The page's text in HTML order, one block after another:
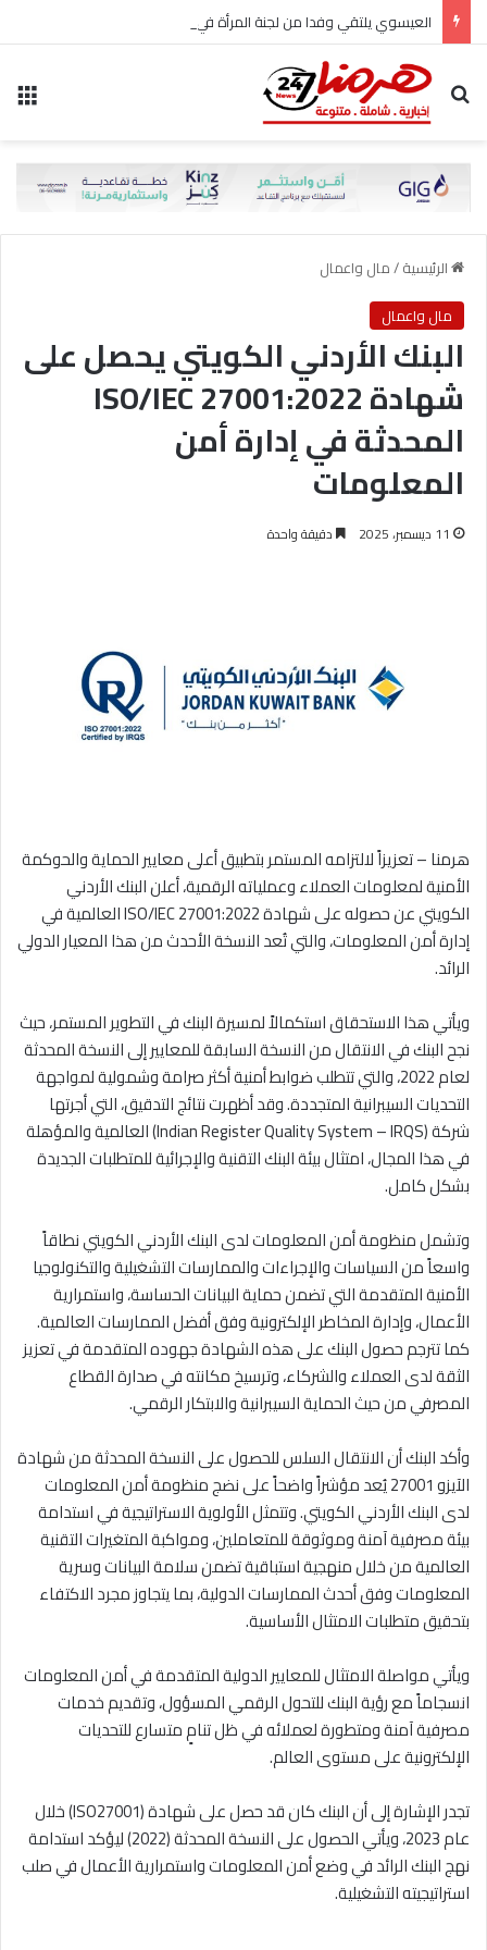
بحث عن
الرئيسية/مال واعمال
مال واعمال
البنك الأردني الكويتي يحصل على
شهادة ISO/IEC 27001:2022
المحدثة في إدارة أمن
المعلومات
11 ديسمبر، 2025 دقيقة واحدة
هرمنا – تعزيزاً لالتزامه المستمر بتطبيق أعلى معايير الحماية والحوكمة
الأمنية لمعلومات العملاء وعملياته الرقمية، أعلن البنك الأردني
الكويتي عن حصوله على شهادة ISO/IEC 27001:2022 العالمية في
إدارة أمن المعلومات، والتي تُعد النسخة الأحدث من هذا المعيار الدولي
الرائد.
ويأتي هذا الاستحقاق استكمالاً لمسيرة البنك في التطوير المستمر، حيث
نجح البنك في الانتقال من النسخة السابقة للمعايير إلى النسخة المحدثة
لعام 2022، والتي تتطلب ضوابط أمنية أكثر صرامة وشمولية لمواجهة
التحديات السيبرانية المتجددة. وقد أظهرت نتائج التدقيق، التي أجرتها
شركة (Indian Register Quality System – IRQS) العالمية والمؤهلة
في هذا المجال، امتثال بيئة البنك التقنية والإجرائية للمتطلبات الجديدة
بشكل كامل.
وتشمل منظومة أمن المعلومات لدى البنك الأردني الكويتي نطاقاً
واسعاً من السياسات والإجراءات والممارسات التشغيلية والتكنولوجيا
الأمنية المتقدمة التي تضمن حماية البيانات الحساسة، واستمرارية
الأعمال، وإدارة المخاطر الإلكترونية وفق أفضل الممارسات العالمية.
كما تترجم حصول البنك على هذه الشهادة جهوده المتقدمة في تعزيز
الثقة لدى العملاء والشركاء، وترسيخ مكانته في صدارة القطاع
المصرفي من حيث الحماية السيبرانية والابتكار الرقمي.
وأكد البنك أن الانتقال السلس للحصول على النسخة المحدثة من شهادة
الآيزو 27001 يُعد مؤشراً واضحاً على نضج منظومة أمن المعلومات
لدى البنك الأردني الكويتي. وتتمثل الأولوية الاستراتيجية في استدامة
بيئة مصرفية آمنة وموثوقة للمتعاملين، ومواكبة المتغيرات التقنية
العالمية من خلال منهجية استباقية تضمن سلامة البيانات وسرية
المعلومات وفق أحدث الممارسات الدولية، بما يتجاوز مجرد الاكتفاء
بتحقيق متطلبات الامتثال الأساسية.
ويأتي مواصلة الامتثال للمعايير الدولية المتقدمة في أمن المعلومات
انسجاماً مع رؤية البنك للتحول الرقمي المسؤول، وتقديم خدمات
مصرفية آمنة ومتطورة لعملائه في ظل تنامٍ متسارع للتحديات
الإلكترونية على مستوى العالم.
تجدر الإشارة إلى أن البنك كان قد حصل على شهادة (ISO27001) خلال
عام 2023، ويأتي الحصول على النسخة المحدثة (2022) ليؤكد استدامة
نهج البنك الرائد في وضع أمن المعلومات واستمرارية الأعمال في صلب
استراتيجيته التشغيلية.